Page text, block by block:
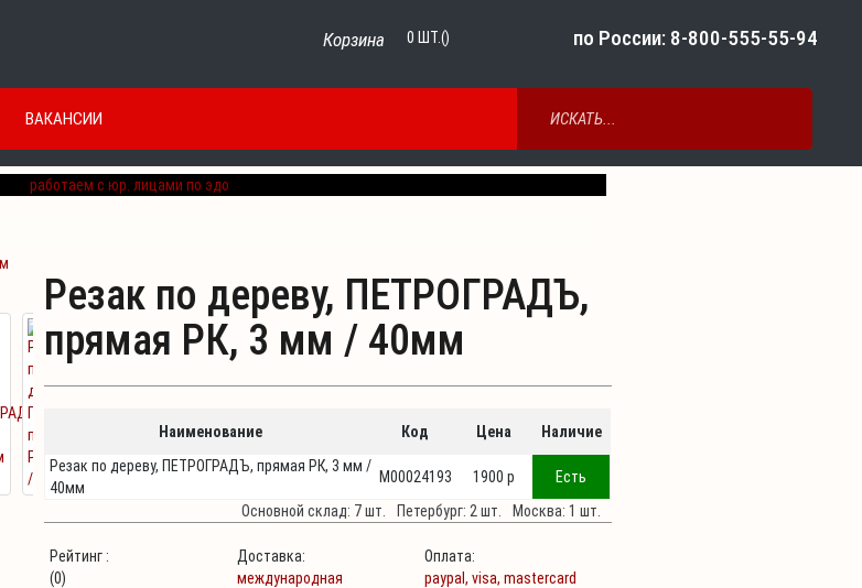
Корзина 0 ШТ.() по России: 8-800-555-55-94
ВАКАНСИИ
Next
Резак по дереву, ПЕТРОГРАДЪ,
прямая РК, 3 мм / 40мм
Наименование Код Цена
Наличие
Резак по дереву, ПЕТРОГРАДЪ, прямая РК, 3 мм /
40мм
М00024193 1900 p
Есть
Основной склад: 7 шт.
Петербург: 2 шт. Москва: 1 шт.
Рейтинг :
(0)
Доставка:
международная
Оплата:
paypal, visa, mastercard